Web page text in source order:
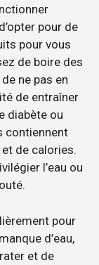
pour de
pour vous
de boire des
ne pas en
de entraîner
diabète ou
contiennent
de calories.
l’eau ou
pour
d’eau,
et de